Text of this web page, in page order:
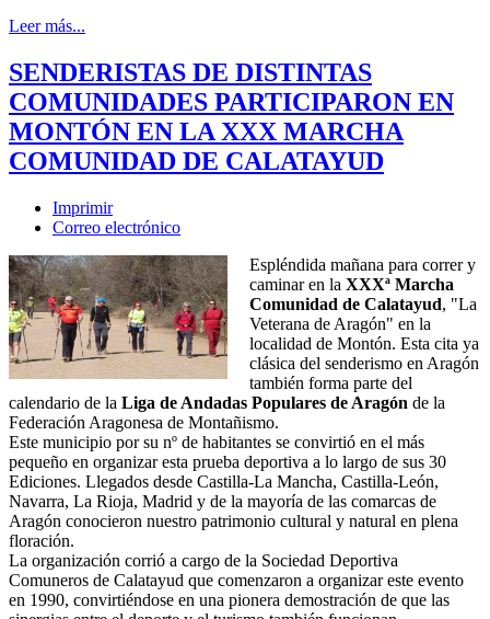
Leer más...
SENDERISTAS DE DISTINTAS
COMUNIDADES PARTICIPARON EN
MONTÓN EN LA XXX MARCHA
COMUNIDAD DE CALATAYUD
Imprimir
Correo electrónico
Espléndida mañana para correr y
caminar en la XXXª Marcha
Comunidad de Calatayud, "La
Veterana de Aragón" en la
localidad de Montón. Esta cita ya
clásica del senderismo en Aragón
también forma parte del
calendario de la Liga de Andadas Populares de Aragón de la
Federación Aragonesa de Montañismo.
Este municipio por su nº de habitantes se convirtió en el más
pequeño en organizar esta prueba deportiva a lo largo de sus 30
Ediciones. Llegados desde Castilla-La Mancha, Castilla-León,
Navarra, La Rioja, Madrid y de la mayoría de las comarcas de
Aragón conocieron nuestro patrimonio cultural y natural en plena
floración.
La organización corrió a cargo de la Sociedad Deportiva
Comuneros de Calatayud que comenzaron a organizar este evento
en 1990, convirtiéndose en una pionera demostración de que las